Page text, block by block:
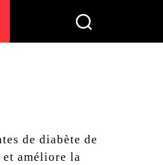
de diabète de
améliore la